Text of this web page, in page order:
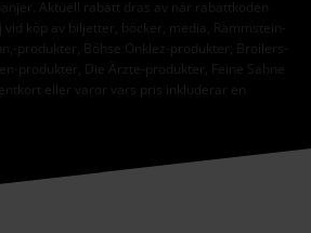
Aktuell rabatt dras av när rabattkoden
köp av biljetter, böcker, media, Rammstein-
produkter, Böhse Onklez-produkter, Broilers-
produkter, Die Ärzte-produkter, Feine Sahne
eller varor vars pris inkluderar en